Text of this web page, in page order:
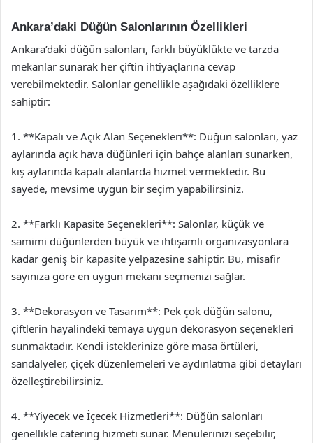
Ankara’daki Düğün Salonlarının Özellikleri
Ankara’daki düğün salonları, farklı büyüklükte ve tarzda
mekanlar sunarak her çiftin ihtiyaçlarına cevap
verebilmektedir. Salonlar genellikle aşağıdaki özelliklere
sahiptir:
1. **Kapalı ve Açık Alan Seçenekleri**: Düğün salonları, yaz
aylarında açık hava düğünleri için bahçe alanları sunarken,
kış aylarında kapalı alanlarda hizmet vermektedir. Bu
sayede, mevsime uygun bir seçim yapabilirsiniz.
2. **Farklı Kapasite Seçenekleri**: Salonlar, küçük ve
samimi düğünlerden büyük ve ihtişamlı organizasyonlara
kadar geniş bir kapasite yelpazesine sahiptir. Bu, misafir
sayınıza göre en uygun mekanı seçmenizi sağlar.
3. **Dekorasyon ve Tasarım**: Pek çok düğün salonu,
çiftlerin hayalindeki temaya uygun dekorasyon seçenekleri
sunmaktadır. Kendi isteklerinize göre masa örtüleri,
sandalyeler, çiçek düzenlemeleri ve aydınlatma gibi detayları
özelleştirebilirsiniz.
4. **Yiyecek ve İçecek Hizmetleri**: Düğün salonları
genellikle catering hizmeti sunar. Menülerinizi seçebilir,